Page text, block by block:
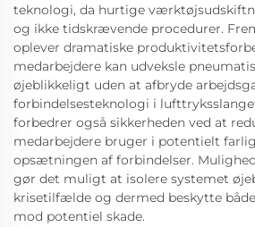
teknologi, da hurtige
og ikke tidskrævende procedurer.
oplever dramatiske
medarbejdere kan udveksle
øjeblikkeligt uden at afbryde
forbindelsesteknologi i
forbedrer også sikkerheden ved at
medarbejdere bruger i potentielt
opsætningen af forbindelser.
gør det muligt at isolere systemet
krisetilfælde og dermed beskytte
mod potentiel skade.